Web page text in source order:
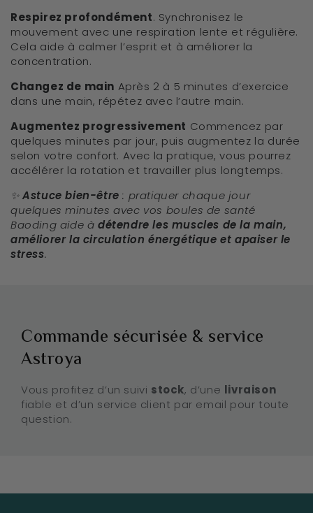
Respirez profondément. Synchronisez le
mouvement avec une respiration lente et régulière.
Cela aide à calmer l’esprit et à améliorer la
concentration.
Changez de main Après 2 à 5 minutes d’exercice
dans une main, répétez avec l’autre main.
Augmentez progressivement Commencez par
quelques minutes par jour, puis augmentez la durée
selon votre confort. Avec la pratique, vous pourrez
accélérer la rotation et travailler plus longtemps.
✨Astuce bien-être : pratiquer chaque jour
quelques minutes avec vos boules de santé
Baoding aide à détendre les muscles de la main,
améliorer la circulation énergétique et apaiser le
stress.
Commande sécurisée & service
Astroya
Vous profitez d’un suivi stock, d’une livraison
fiable et d’un service client par email pour toute
question.